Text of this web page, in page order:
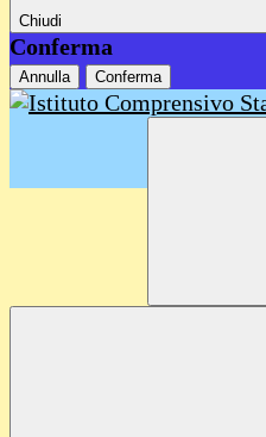
Chiudi
Conferma
Annulla Conferma